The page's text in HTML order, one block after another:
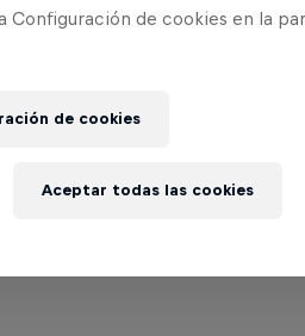
Configuración de cookies en la
de cookies
Aceptar todas las cookies